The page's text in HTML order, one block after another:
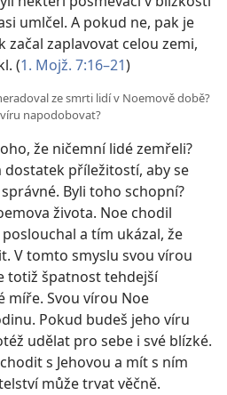
umlčel. A pokud ne, pak je
začal zaplavovat celou zemi,
(1. Mojž. 7:16–21)
ze smrti lidí v Noemově době?
napodobovat?
že ničemní lidé zemřeli?
dostatek příležitostí, aby se
Byli toho schopní?
života. Noe chodil
a tím ukázal, že
V tomto smyslu svou vírou
totiž špatnost tehdejší
míře. Svou vírou Noe
Pokud budeš jeho víru
udělat pro sebe i své blízké.
s Jehovou a mít s ním
může trvat věčně.